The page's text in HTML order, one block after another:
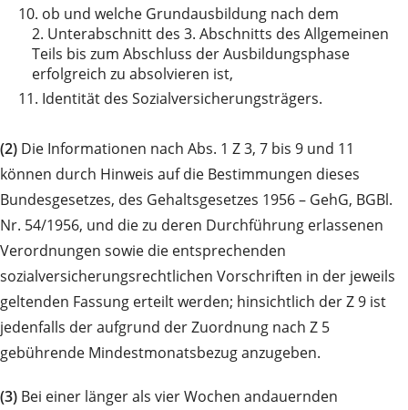
10. ob und welche Grundausbildung nach dem
2. Unterabschnitt des 3. Abschnitts des Allgemeinen
Teils bis zum Abschluss der Ausbildungsphase
erfolgreich zu absolvieren ist,
11. Identität des Sozialversicherungsträgers.
(2) Die Informationen nach Abs. 1 Z 3, 7 bis 9 und 11
können durch Hinweis auf die Bestimmungen dieses
Bundesgesetzes, des Gehaltsgesetzes 1956 – GehG, BGBl.
Nr. 54/1956, und die zu deren Durchführung erlassenen
Verordnungen sowie die entsprechenden
sozialversicherungsrechtlichen Vorschriften in der jeweils
geltenden Fassung erteilt werden; hinsichtlich der Z 9 ist
jedenfalls der aufgrund der Zuordnung nach Z 5
gebührende Mindestmonatsbezug anzugeben.
(3) Bei einer länger als vier Wochen andauernden